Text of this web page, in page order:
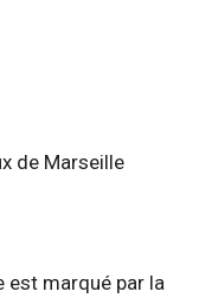
de Marseille
est marqué par la